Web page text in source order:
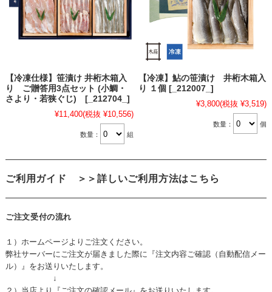
【冷凍仕様】笹漬け 井桁木箱入
り ご贈答用3点セット (小鯛・
さより・若狭ぐじ) [_212704_]
¥11,400(税抜 ¥10,556)
数量： 組
【冷凍】鮎の笹漬け 井桁木箱入
り １個 [_212007_]
¥3,800(税抜 ¥3,519)
数量： 個
ご利用ガイド ＞＞詳しいご利用方法はこちら
ご注文受付の流れ
１）ホームページよりご注文ください。
弊社サーバーにご注文が届きました際に『注文内容ご確認（自動配信メー
ル）』をお送りいたします。
↓